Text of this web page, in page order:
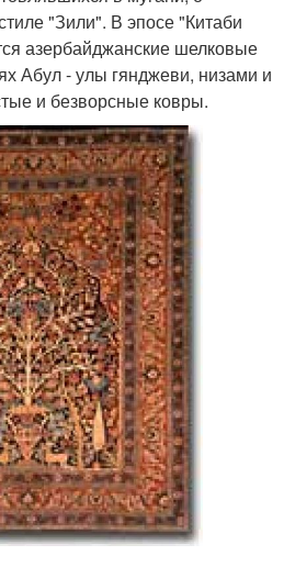
"Зили". В эпосе "Китаби
азербайджанские шелковые
Абул - улы гянджеви, низами и
и безворсные ковры.